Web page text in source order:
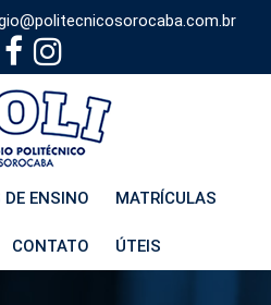
DE ENSINO MATRÍCULAS
CONTATO ÚTEIS